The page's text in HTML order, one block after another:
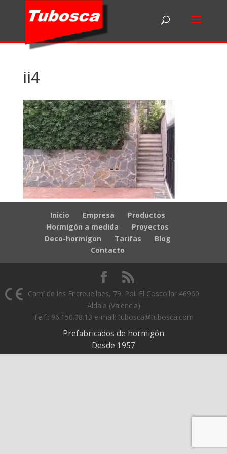
ii4
Inicio Empresa
Productos
Hormigón a medida
Proyectos
Deco-hormigon
Tarifas
Blog
Contacto
Camí de les Encreuellaes, 79. Pol. El Coscollar 46960
Aldaia (Valencia)
Telf.: 96.150.08.13 e-mail: tubosca@tubosca.com
Prefabricados de hormigón
Desde 1957